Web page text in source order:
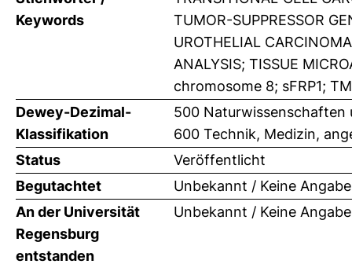
Keywords
TUMOR-SUPPRESSOR
UROTHELIAL
ANALYSIS; TISSUE
chromosome 8; sFRP1;
Dewey-Dezimal-
Klassifikation
500 Naturwissenschaften
600 Technik, Medizin,
Status
Veröffentlicht
Begutachtet
Unbekannt / Keine Angabe
An der Universität
Regensburg
entstanden
Unbekannt / Keine Angabe